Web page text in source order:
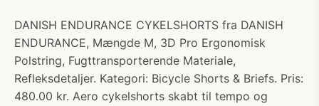
DANISH ENDURANCE CYKELSHORTS fra DANISH
ENDURANCE, Mængde M, 3D Pro Ergonomisk
Polstring, Fugttransporterende Materiale,
Refleksdetaljer. Kategori: Bicycle Shorts & Briefs. Pris:
480.00 kr. Aero cykelshorts skabt til tempo og